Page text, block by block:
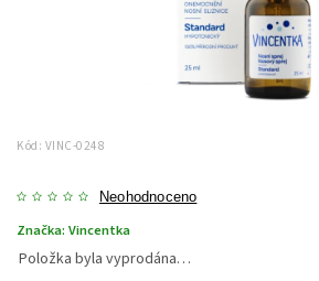
Kód: VINC-0248
Neohodnoceno
Značka: Vincentka
Položka byla vyprodána…